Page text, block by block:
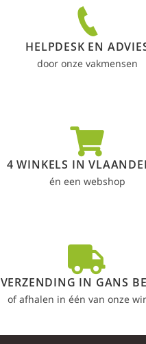
HELPDESK EN
door onze vakmensen
4 WINKELS IN
én een webshop
VERZENDING IN GANS
of afhalen in één van onze